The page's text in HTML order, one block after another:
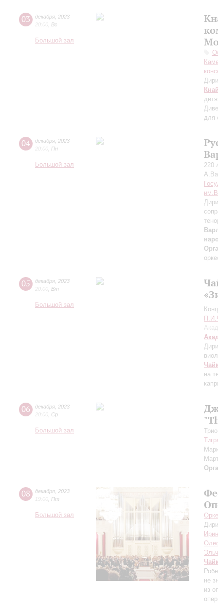
03 декабря 2023
20:00 Вс
Большой зал
для
04 декабря 2023
20:00 Пн
Большой зал
220
05 декабря 2023
20:00 Вт
Большой зал
на
06 декабря 2023
20:00 Ср
Большой зал
08 декабря 2023
19:00 Пт
Большой зал
не
из